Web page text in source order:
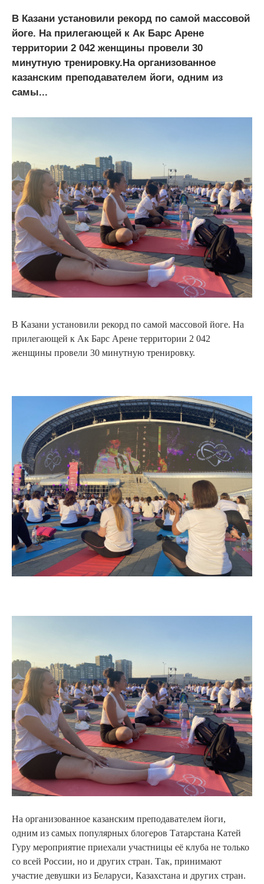
В Казани установили рекорд по самой массовой
йоге. На прилегающей к Ак Барс Арене
территории 2 042 женщины провели 30
минутную тренировку.На организованное
казанским преподавателем йоги, одним из
самы...
В Казани установили рекорд по самой массовой йоге. На
прилегающей к Ак Барс Арене территории 2 042
женщины провели 30 минутную тренировку.
На организованное казанским преподавателем йоги,
одним из самых популярных блогеров Татарстана Катей
Гуру мероприятие приехали участницы её клуба не только
со всей России, но и других стран. Так, принимают
участие девушки из Беларуси, Казахстана и других стран.